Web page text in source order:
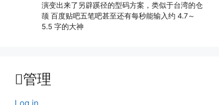
演变出来了另辟蹊径的型码方案，类似于台湾的仓
颉 百度贴吧五笔吧甚至还有每秒能输入约 4.7～
5.5 字的大神
管理